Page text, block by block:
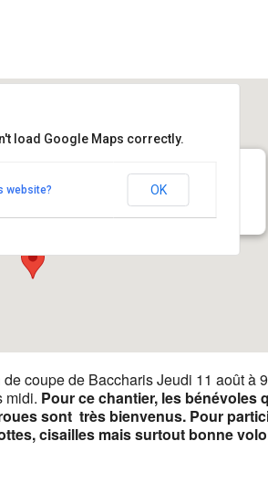
en face du camping soir d'été
load Google Maps correctly.
website? OK
coupe de Baccharis Jeudi 11 août à
midi. Pour ce chantier, les bénévoles
sont très bienvenus. Pour
cisailles mais surtout bonne